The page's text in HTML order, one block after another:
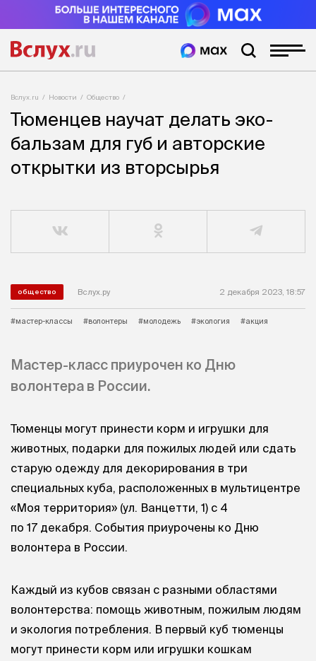
Вслух.ru Новости Общество
Тюменцев научат делать эко-
бальзам для губ и авторские
открытки из вторсырья
общество Вслух.ру 2 декабря 2023, 18:57
#мастер-классы #волонтеры #молодежь #экология #акция
Мастер-класс приурочен ко Дню
волонтера в России.
Тюменцы могут принести корм и игрушки для
животных, подарки для пожилых людей или сдать
старую одежду для декорирования в три
специальных куба, расположенных в мультицентре
«Моя территория» (ул. Ванцетти, 1) с 4
по 17 декабря. События приурочены ко Дню
волонтера в России.
Каждый из кубов связан с разными областями
волонтерства: помощь животным, пожилым людям
и экология потребления. В первый куб тюменцы
могут принести корм или игрушки кошкам